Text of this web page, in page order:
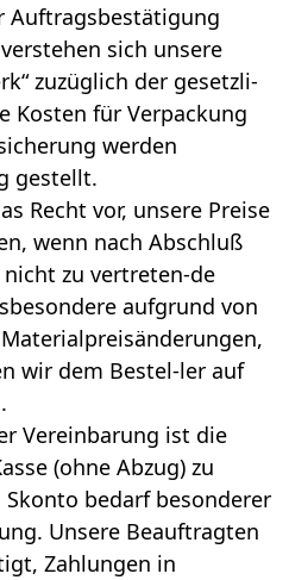
Auftragsbestätigung
sich unsere
zuzüglich der gesetzli-
Kosten für Verpackung
werden
gestellt.
Recht vor, unsere Preise
wenn nach Abschluß
zu vertreten-de
aufgrund von
wir dem Bestel-ler auf
Vereinbarung ist die
(ohne Abzug) zu
bedarf besonderer
Unsere Beauftragten
Zahlungen in